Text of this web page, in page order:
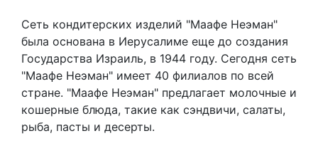
Сеть кондитерских изделий "Маафе Неэман"
была основана в Иерусалиме еще до создания
Государства Израиль, в 1944 году. Сегодня сеть
"Маафе Неэман" имеет 40 филиалов по всей
стране. "Маафе Неэман" предлагает молочные и
кошерные блюда, такие как сэндвичи, салаты,
рыба, пасты и десерты.